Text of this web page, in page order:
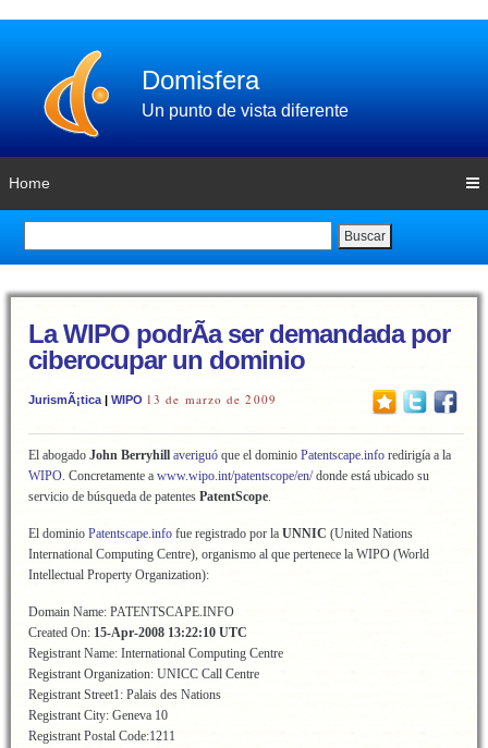
Domisfera
Un punto de vista diferente
Home
Buscar
La WIPO podrÃ­a ser demandada por
ciberocupar un dominio
JurismÃ¡tica | WIPO 13 de marzo de 2009
El abogado John Berryhill averiguó que el dominio Patentscape.info redirigía a la
WIPO. Concretamente a www.wipo.int/patentscope/en/donde está ubicado su
servicio de búsqueda de patentes PatentScope.
El dominio Patentscape.info fue registrado por la UNNIC (United Nations
International Computing Centre), organismo al que pertenece la WIPO (World
Intellectual Property Organization):
Domain Name: PATENTSCAPE.INFO
Created On: 15-Apr-2008 13:22:10 UTC
Registrant Name: International Computing Centre
Registrant Organization: UNICC Call Centre
Registrant Street1: Palais des Nations
Registrant City: Geneva 10
Registrant Postal Code:1211